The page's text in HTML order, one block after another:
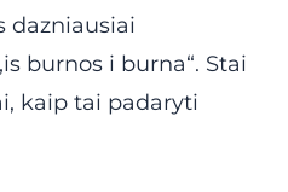
dazniausiai
burnos i burna“. Stai
kaip tai padaryti